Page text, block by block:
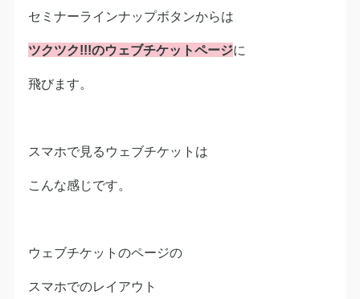
セミナーラインナップボタンからは
ツクツク!!!のウェブチケットページに
飛びます。
スマホで見るウェブチケットは
こんな感じです。
ウェブチケットのページの
スマホでのレイアウト